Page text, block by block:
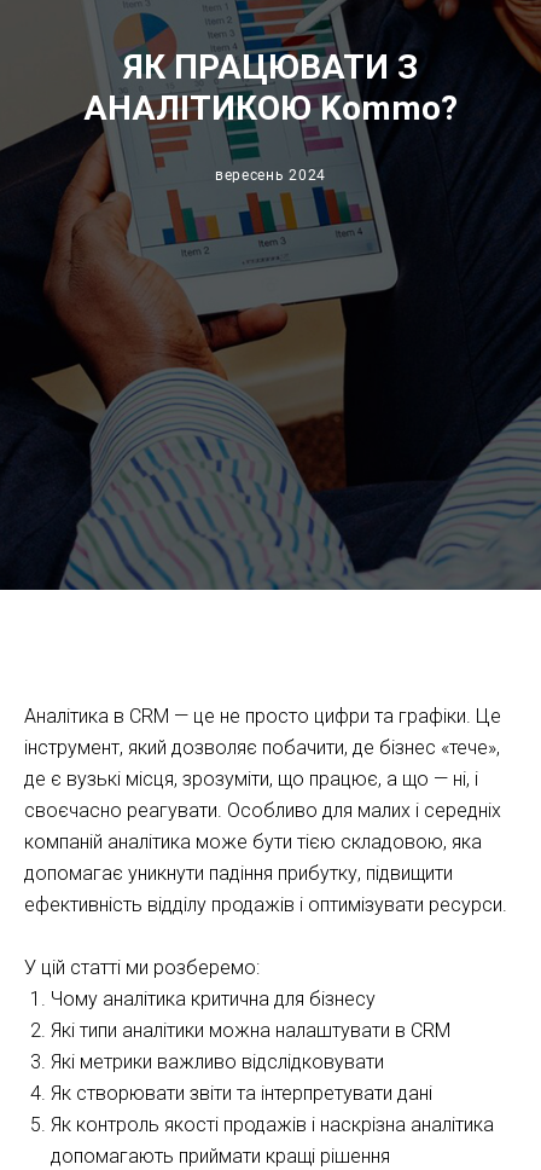
ЯК ПРАЦЮВАТИ З
АНАЛІТИКОЮ Kommo?
вересень 2024
Аналітика в CRM — це не просто цифри та графіки. Це
інструмент, який дозволяє побачити, де бізнес «тече»,
де є вузькі місця, зрозуміти, що працює, а що — ні, і
своєчасно реагувати. Особливо для малих і середніх
компаній аналітика може бути тією складовою, яка
допомагає уникнути падіння прибутку, підвищити
ефективність відділу продажів і оптимізувати ресурси.
У цій статті ми розберемо:
Чому аналітика критична для бізнесу
Які типи аналітики можна налаштувати в CRM
Які метрики важливо відслідковувати
Як створювати звіти та інтерпретувати дані
Як контроль якості продажів і наскрізна аналітика
допомагають приймати кращі рішення